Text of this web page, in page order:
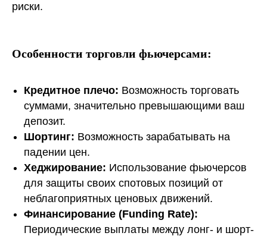
риски.
Особенности торговли фьючерсами:
Кредитное плечо: Возможность торговать
суммами, значительно превышающими ваш
депозит.
Шортинг: Возможность зарабатывать на
падении цен.
Хеджирование: Использование фьючерсов
для защиты своих спотовых позиций от
неблагоприятных ценовых движений.
Финансирование (Funding Rate):
Периодические выплаты между лонг- и шорт-